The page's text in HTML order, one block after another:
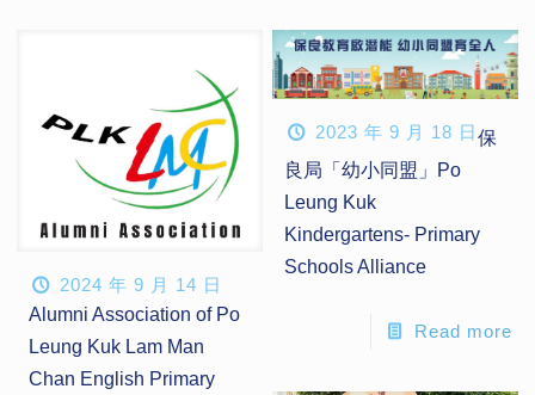
2024 年 9 月 14 日
Alumni Association of Po
Leung Kuk Lam Man
Chan English Primary
2023 年 9 月 18 日保
良局「幼小同盟」Po
Leung Kuk
Kindergartens- Primary
Schools Alliance
Read more